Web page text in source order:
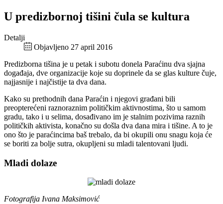
U predizbornoj tišini čula se kultura
Detalji
Objavljeno 27 april 2016
Predizborna tišina je u petak i subotu donela Paraćinu dva sjajna
događaja, dve organizacije koje su doprinele da se glas kulture čuje,
najjasnije i najčistije ta dva dana.
Kako su prethodnih dana Paraćin i njegovi građani bili
preopterećeni raznoraznim političkim aktivnostima, što u samom
gradu, tako i u selima, dosađivano im je stalnim pozivima raznih
političkih aktivista, konačno su došla dva dana mira i tišine. A to je
ono što je paraćincima baš trebalo, da bi okupili onu snagu koja će
se boriti za bolje sutra, okupljeni su mladi talentovani ljudi.
Mladi dolaze
Fotografija Ivana Maksimović